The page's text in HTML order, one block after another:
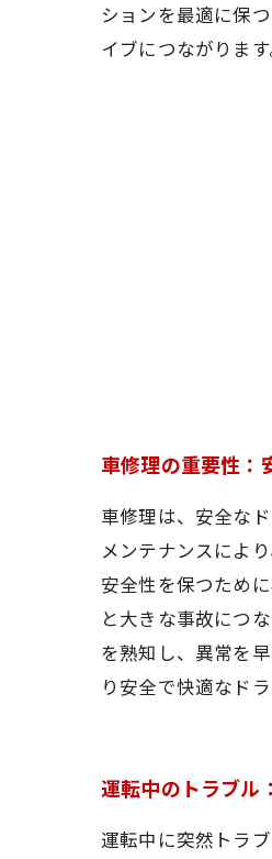
ションを最適に保
イブにつながりま
車修理の重要性：
車修理は、安全な
メンテナンスによ
安全性を保つため
と大きな事故につ
を熟知し、異常を
り安全で快適なド
運転中のトラブル
運転中に突然トラ